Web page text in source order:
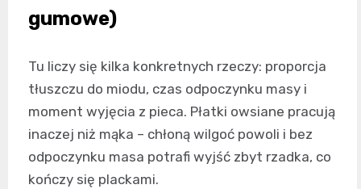
gumowe)
Tu liczy się kilka konkretnych rzeczy: proporcja
tłuszczu do miodu, czas odpoczynku masy i
moment wyjęcia z pieca. Płatki owsiane pracują
inaczej niż mąka – chłoną wilgoć powoli i bez
odpoczynku masa potrafi wyjść zbyt rzadka, co
kończy się plackami.